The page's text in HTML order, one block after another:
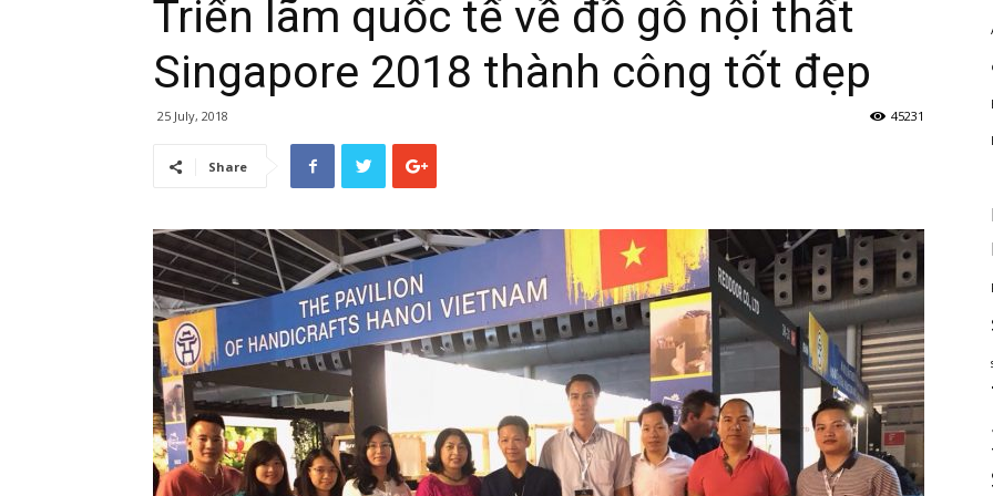
Triển lãm quốc tế về đồ gỗ nội thất
Singapore 2018 thành công tốt đẹp
25 July, 2018 45231
Share